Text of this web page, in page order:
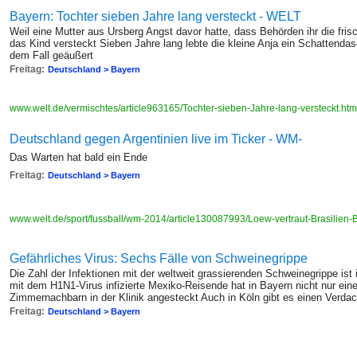
Bayern: Tochter sieben Jahre lang versteckt - WELT
Weil eine Mutter aus Ursberg Angst davor hatte, dass Behörden ihr die
das Kind versteckt Sieben Jahre lang lebte die kleine Anja ein
dem Fall geäußert
Freitag: Deutschland > Bayern
www.welt.de/vermischtes/article963165/Tochter-sieben-Jahre-lang-
Deutschland gegen Argentinien live im Ticker - WM-
Das Warten hat bald ein Ende
Freitag: Deutschland > Bayern
www.welt.de/sport/fussball/wm-2014/article130087993/Loew-vertraut-
Gefährliches Virus: Sechs Fälle von Schweinegrippe
Die Zahl der Infektionen mit der weltweit grassierenden Schweinegrippe
mit dem H1N1-Virus infizierte Mexiko-Reisende hat in Bayern nicht nur
Zimmernachbarn in der Klinik angesteckt Auch in Köln gibt es einen
Freitag: Deutschland > Bayern